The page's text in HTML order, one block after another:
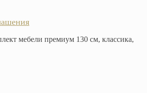
мебели премиум 130 см, классика,